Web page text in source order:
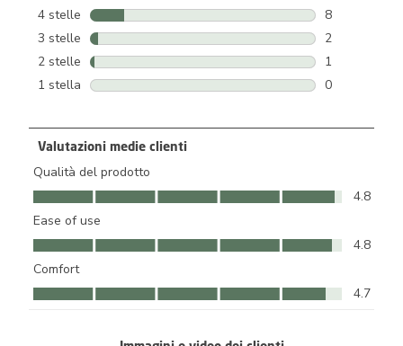
42
4 stelle stelle
8
8 recensioni
3 stelle stelle
2
2 recensioni
2 stelle stelle
1
1
1 stella stelle
0
Valutazioni medie clienti
Qualità del prodotto
Qualità del prodotto, 4.8 su 5
4.8
Ease of use
Ease of use, 4.8 su 5
4.8
Comfort
Comfort, 4.7 su 5
4.7